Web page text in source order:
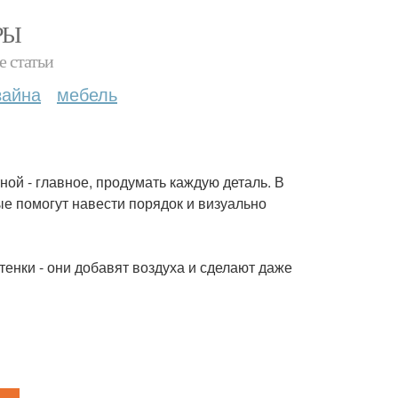
статьи
мебель
- главное, продумать каждую деталь. В
помогут навести порядок и визуально
- они добавят воздуха и сделают даже